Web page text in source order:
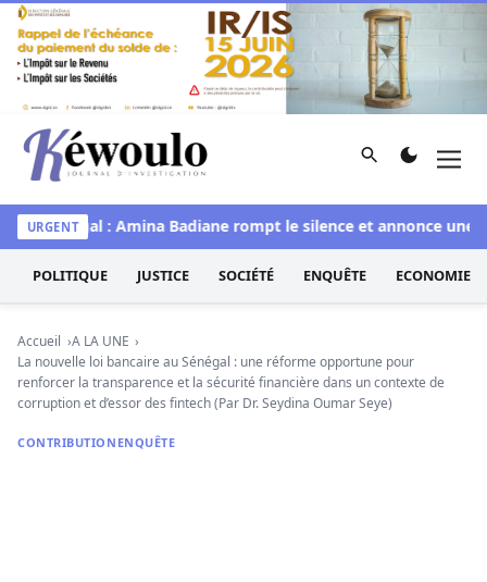
Aller au contenu
Kéwoulo, le premier site d'information et d'investigation
Rechercher
URGENT
Sénégal : Amina Badiane rompt le silence et annonce une
POLITIQUE JUSTICE SOCIÉTÉ ENQUÊTE ECONOMIE
Accueil
A LA UNE
La nouvelle loi bancaire au Sénégal : une réforme opportune pour
renforcer la transparence et la sécurité financière dans un contexte de
corruption et d’essor des fintech (Par Dr. Seydina Oumar Seye)
CONTRIBUTION ENQUÊTE